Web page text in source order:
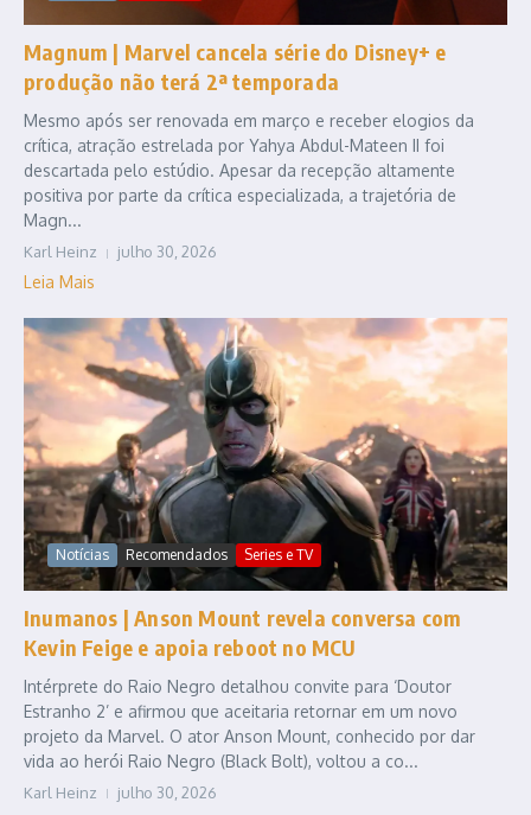
Magnum | Marvel cancela série do Disney+ e
produção não terá 2ª temporada
Mesmo após ser renovada em março e receber elogios da
crítica, atração estrelada por Yahya Abdul-Mateen II foi
descartada pelo estúdio. Apesar da recepção altamente
positiva por parte da crítica especializada, a trajetória de
Magn...
Karl Heinz julho 30, 2026
Leia Mais
Notícias Recomendados Series e TV
Inumanos | Anson Mount revela conversa com
Kevin Feige e apoia reboot no MCU
Intérprete do Raio Negro detalhou convite para ‘Doutor
Estranho 2’ e afirmou que aceitaria retornar em um novo
projeto da Marvel. O ator Anson Mount, conhecido por dar
vida ao herói Raio Negro (Black Bolt), voltou a co...
Karl Heinz julho 30, 2026